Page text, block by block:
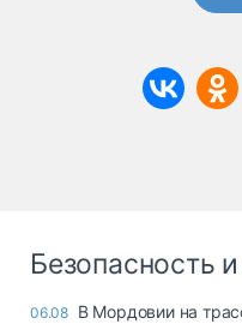
Безопасность
06.08 В Мордовии на